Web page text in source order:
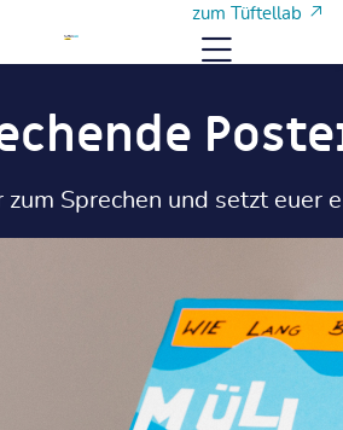
zum Tüftellab
Menü
Sprechen und setzt euer